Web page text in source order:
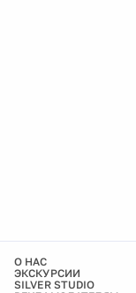
О НАС
ЭКСКУРСИИ
SILVER STUDIO